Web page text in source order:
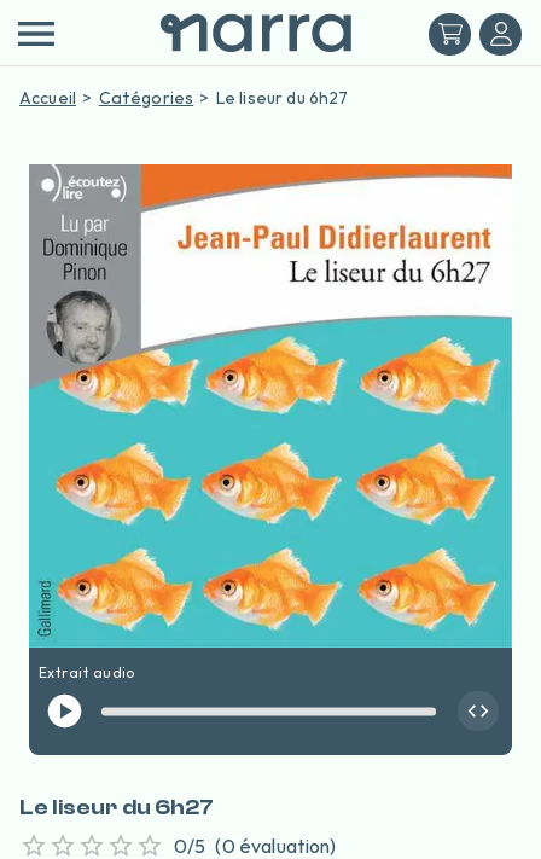
Accueil Catégories Le liseur du 6h27
Extrait audio
Le liseur du 6h27
0/5 (0 évaluation)